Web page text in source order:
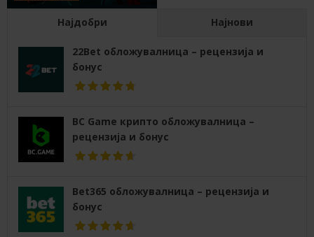
Најдобри Најнови
22Bet обложувалница – рецензија и
бонус
BC Game крипто обложувалница –
рецензија и бонус
Bet365 обложувалница – рецензија и
бонус